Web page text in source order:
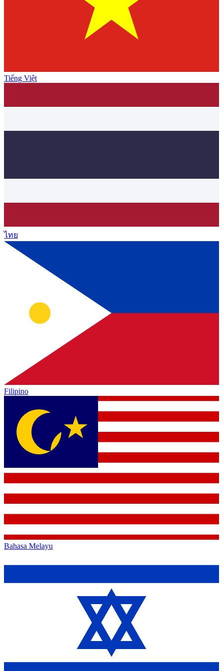
Tiếng Việt
ไทย
Filipino
Bahasa Melayu